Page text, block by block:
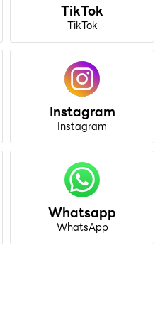
TikTok
TikTok
Instagram
Instagram
Whatsapp
WhatsApp